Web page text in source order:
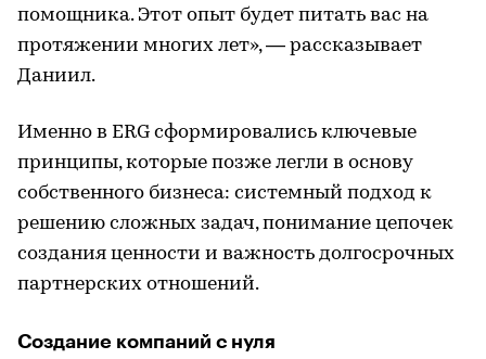
помощника. Этот опыт будет питать вас на
протяжении многих лет», — рассказывает
Даниил.
Именно в ERG сформировались ключевые
принципы, которые позже легли в основу
собственного бизнеса: системный подход к
решению сложных задач, понимание цепочек
создания ценности и важность долгосрочных
партнерских отношений.
Создание компаний с нуля